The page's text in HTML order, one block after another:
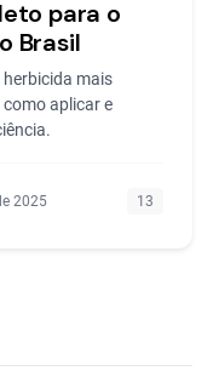
para o
Brasil
mais
aplicar e
2025 13